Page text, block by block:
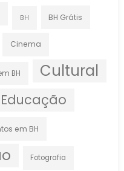
BH BH Grátis
Cinema
BH Cultural
Educação
em BH
Fotografia